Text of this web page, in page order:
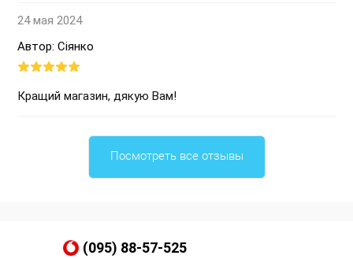
24 мая 2024
Автор: Сіянко
Кращий магазин, дякую Вам!
Посмотреть все отзывы
(095) 88-57-525